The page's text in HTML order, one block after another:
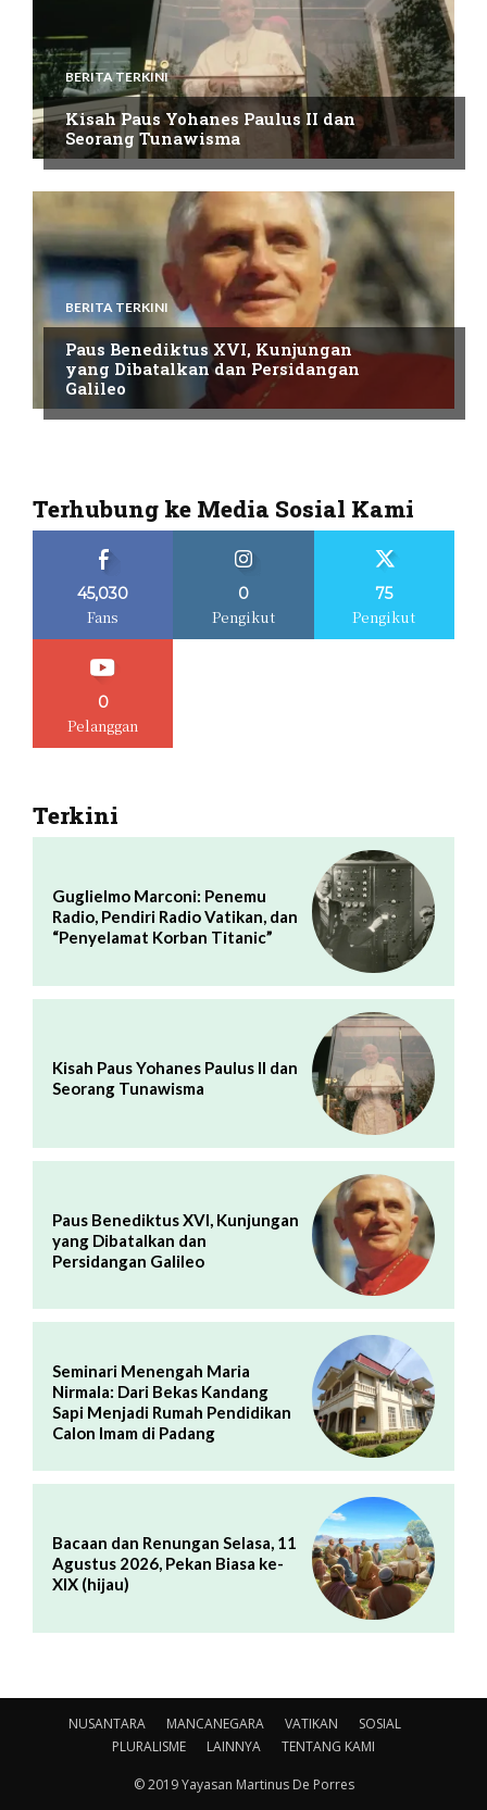
BERITA TERKINI
Kisah Paus Yohanes Paulus II dan
Seorang Tunawisma
BERITA TERKINI
Paus Benediktus XVI, Kunjungan
yang Dibatalkan dan Persidangan
Galileo
Terhubung ke Media Sosial Kami
45,030
Fans
0
Pengikut
75
Pengikut
0
Pelanggan
Terkini
Guglielmo Marconi: Penemu
Radio, Pendiri Radio Vatikan, dan
“Penyelamat Korban Titanic”
Kisah Paus Yohanes Paulus II dan
Seorang Tunawisma
Paus Benediktus XVI, Kunjungan
yang Dibatalkan dan
Persidangan Galileo
Seminari Menengah Maria
Nirmala: Dari Bekas Kandang
Sapi Menjadi Rumah Pendidikan
Calon Imam di Padang
Bacaan dan Renungan Selasa, 11
Agustus 2026, Pekan Biasa ke-
XIX (hijau)
NUSANTARA MANCANEGARA VATIKAN
SOSIAL
PLURALISME
LAINNYA TENTANG KAMI
© 2019 Yayasan Martinus De Porres